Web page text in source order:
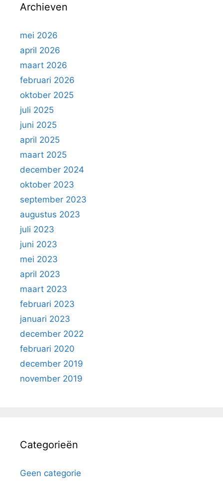
Archieven
mei 2026
april 2026
maart 2026
februari 2026
oktober 2025
juli 2025
juni 2025
april 2025
maart 2025
december 2024
oktober 2023
september 2023
augustus 2023
juli 2023
juni 2023
mei 2023
april 2023
maart 2023
februari 2023
januari 2023
december 2022
februari 2020
december 2019
november 2019
Categorieën
Geen categorie